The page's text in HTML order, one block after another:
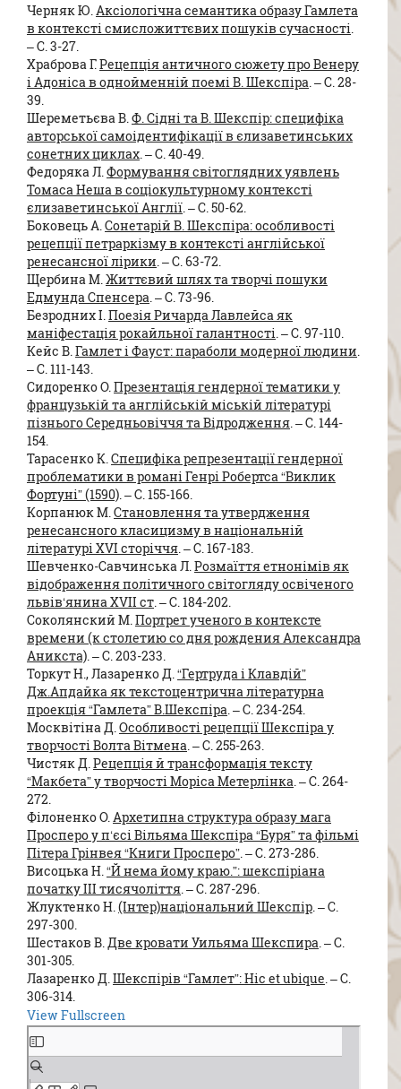
Черняк Ю.Аксіологічна семантика образу Гамлета
в контексті смисложиттєвих пошуків сучасності.
– C. 3-27.
Храброва Г.Рецепція античного сюжету про Венеру
і Адоніса в однойменній поемі В. Шекспіра. – C. 28-
39.
Шереметьєва В.Ф. Сідні та В. Шекспір: специфіка
авторської самоідентифікації в єлизаветинських
сонетних циклах. – C. 40-49.
Федоряка Л.Формування світоглядних уявлень
Томаса Неша в соціокультурному контексті
єлизаветинської Англії. – C. 50-62.
Боковець А.Сонетарій В. Шекспіра: особливості
рецепції петраркізму в контексті англійської
ренесансної лірики. – C. 63-72.
Щербина М.Життєвий шлях та творчі пошуки
Едмунда Спенсера. – C. 73-96.
Безродних І.Поезія Ричарда Лавлейса як
маніфестація рокайльної галантності. – C. 97-110.
Кейс В.Гамлет і Фауст: параболи модерної людини.
– C. 111-143.
Сидоренко О.Презентація гендерної тематики у
французькій та англійській міській літературі
пізнього Середньовіччя та Відродження. – C. 144-
154.
Тарасенко К.Специфіка репрезентації гендерної
проблематики в романі Генрі Робертса “Виклик
Фортуні” (1590). – C. 155-166.
Корпанюк М.Становлення та утвердження
ренесансного класицизму в національній
літературі XVI сторіччя. – C. 167-183.
Шевченко-Савчинська Л.Розмаїття етнонімів як
відображення політичного світогляду освіченого
львів‘янина XVII ст. – C. 184-202.
Соколянский М.Портрет ученого в контексте
времени (к столетию со дня рождения Александра
Аникста). – C. 203-233.
Торкут Н., Лазаренко Д.“Гертруда і Клавдій”
Дж.Апдайка як текстоцентрична літературна
проекція “Гамлета” В.Шекспіра. – C. 234-254.
Москвітіна Д.Особливості рецепції Шекспіра у
творчості Волта Вітмена. – C. 255-263.
Чистяк Д.Рецепція й трансформація тексту
“Макбета” у творчості Моріса Метерлінка. – C. 264-
272.
Філоненко О.Архетипна структура образу мага
Просперо у п‘єсі Вільяма Шекспіра “Буря” та фільмі
Пітера Грінвея “Книги Просперо”. – C. 273-286.
Висоцька Н.“Й нема йому краю.”: шекспіріана
початку ІІІ тисячоліття. – C. 287-296.
Жлуктенко Н.(Інтер)національний Шекспір. – C.
297-300.
Шестаков В.Две кровати Уильяма Шекспира. – C.
301-305.
Лазаренко Д.Шекспірів “Гамлет”: Hic et ubique. – C.
306-314.
View Fullscreen